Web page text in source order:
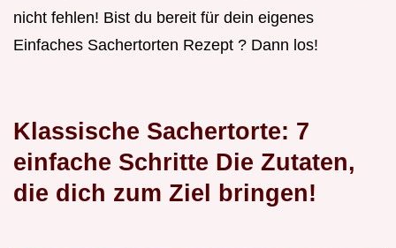
nicht fehlen! Bist du bereit für dein eigenes
Einfaches Sachertorten Rezept ? Dann los!
Klassische Sachertorte: 7
einfache Schritte Die Zutaten,
die dich zum Ziel bringen!